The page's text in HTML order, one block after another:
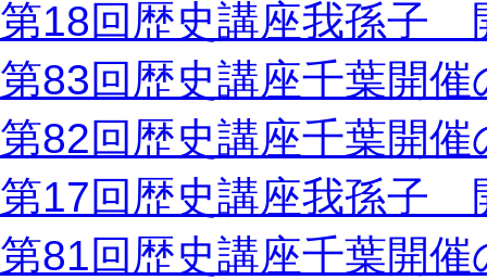
第18回歴史講座我孫子
第83回歴史講座千葉開催
第82回歴史講座千葉開催
第17回歴史講座我孫子
第81回歴史講座千葉開催